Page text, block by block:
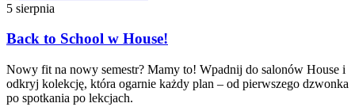
5 sierpnia
Back to School w House!
Nowy fit na nowy semestr? Mamy to! Wpadnij do salonów House i
odkryj kolekcję, która ogarnie każdy plan – od pierwszego dzwonka
po spotkania po lekcjach.